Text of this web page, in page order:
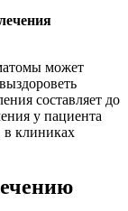
может
составляет до
у пациента
в клиниках